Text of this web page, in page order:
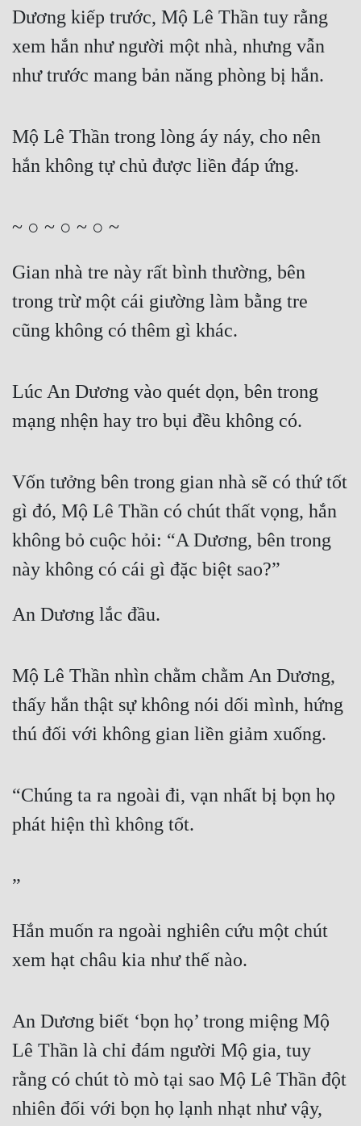
Dương kiếp trước, Mộ Lê Thần tuy rằng
xem hắn như người một nhà, nhưng vẫn
như trước mang bản năng phòng bị hắn.
Mộ Lê Thần trong lòng áy náy, cho nên
hắn không tự chủ được liền đáp ứng.
~ ○ ~ ○ ~ ○ ~
Gian nhà tre này rất bình thường, bên
trong trừ một cái giường làm bằng tre
cũng không có thêm gì khác.
Lúc An Dương vào quét dọn, bên trong
mạng nhện hay tro bụi đều không có.
Vốn tưởng bên trong gian nhà sẽ có thứ tốt
gì đó, Mộ Lê Thần có chút thất vọng, hắn
không bỏ cuộc hỏi: “A Dương, bên trong
này không có cái gì đặc biệt sao?”
An Dương lắc đầu.
Mộ Lê Thần nhìn chằm chằm An Dương,
thấy hắn thật sự không nói dối mình, hứng
thú đối với không gian liền giảm xuống.
“Chúng ta ra ngoài đi, vạn nhất bị bọn họ
phát hiện thì không tốt.
”
Hắn muốn ra ngoài nghiên cứu một chút
xem hạt châu kia như thế nào.
An Dương biết ‘bọn họ’ trong miệng Mộ
Lê Thần là chỉ đám người Mộ gia, tuy
rằng có chút tò mò tại sao Mộ Lê Thần đột
nhiên đối với bọn họ lạnh nhạt như vậy,